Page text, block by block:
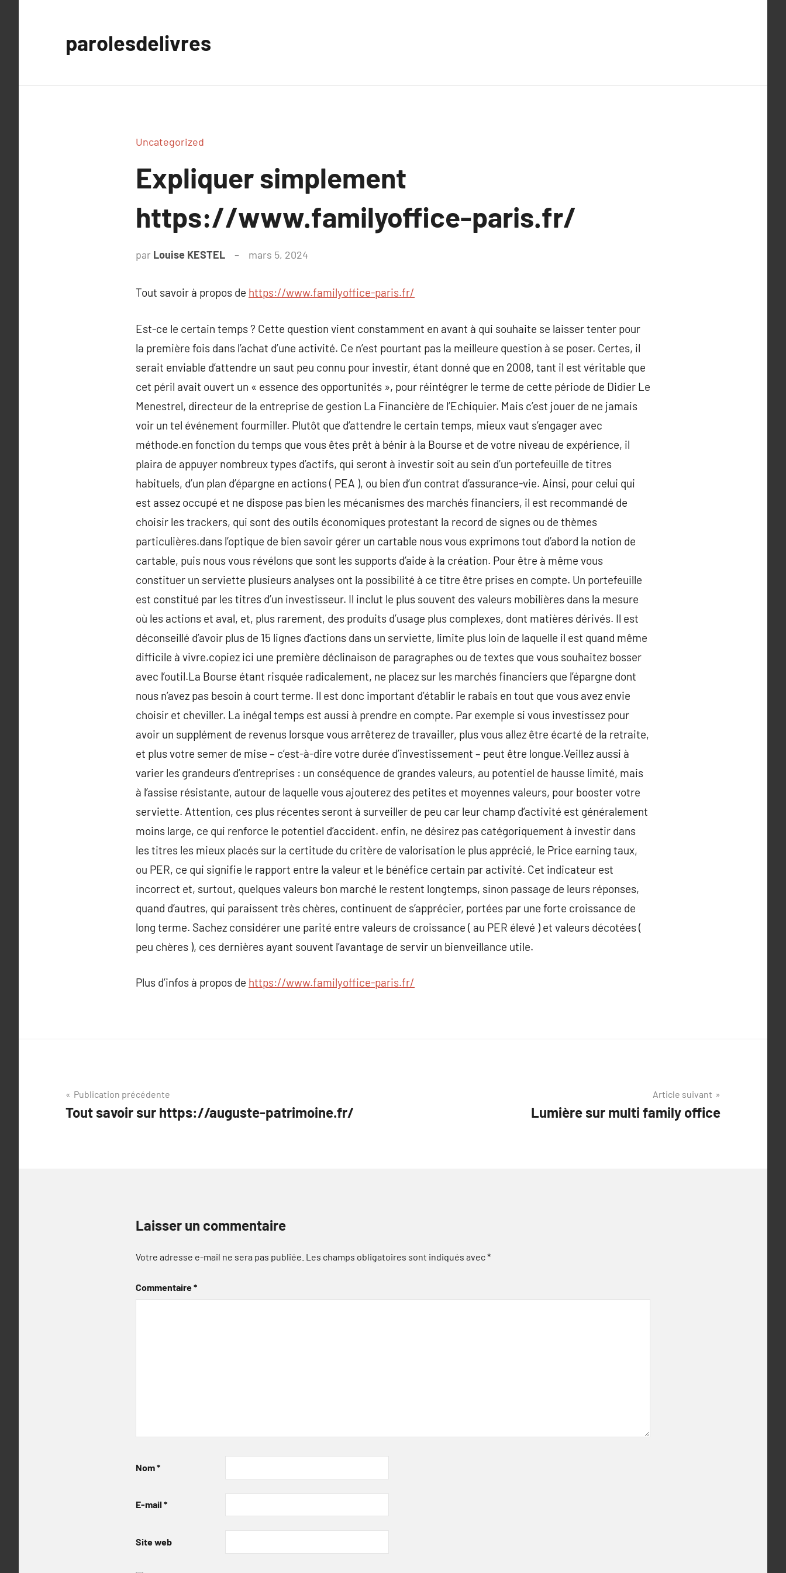
parolesdelivres
Uncategorized
Expliquer simplement
https://www.familyoffice-paris.fr/
par Louise KESTEL mars 5, 2024
Tout savoir à propos de https://www.familyoffice-paris.fr/
Est-ce le certain temps ? Cette question vient constamment en avant à qui souhaite se laisser tenter pour
la première fois dans l’achat d’une activité. Ce n’est pourtant pas la meilleure question à se poser. Certes, il
serait enviable d’attendre un saut peu connu pour investir, étant donné que en 2008, tant il est véritable que
cet péril avait ouvert un « essence des opportunités », pour réintégrer le terme de cette période de Didier Le
Menestrel, directeur de la entreprise de gestion La Financière de l’Echiquier. Mais c’est jouer de ne jamais
voir un tel événement fourmiller. Plutôt que d’attendre le certain temps, mieux vaut s’engager avec
méthode.en fonction du temps que vous êtes prêt à bénir à la Bourse et de votre niveau de expérience, il
plaira de appuyer nombreux types d’actifs, qui seront à investir soit au sein d’un portefeuille de titres
habituels, d’un plan d’épargne en actions ( PEA ), ou bien d’un contrat d’assurance-vie. Ainsi, pour celui qui
est assez occupé et ne dispose pas bien les mécanismes des marchés financiers, il est recommandé de
choisir les trackers, qui sont des outils économiques protestant la record de signes ou de thèmes
particulières.dans l’optique de bien savoir gérer un cartable nous vous exprimons tout d’abord la notion de
cartable, puis nous vous révélons que sont les supports d’aide à la création. Pour être à même vous
constituer un serviette plusieurs analyses ont la possibilité à ce titre être prises en compte. Un portefeuille
est constitué par les titres d’un investisseur. Il inclut le plus souvent des valeurs mobilières dans la mesure
où les actions et aval, et, plus rarement, des produits d’usage plus complexes, dont matières dérivés. Il est
déconseillé d’avoir plus de 15 lignes d’actions dans un serviette, limite plus loin de laquelle il est quand même
difficile à vivre.copiez ici une première déclinaison de paragraphes ou de textes que vous souhaitez bosser
avec l’outil.La Bourse étant risquée radicalement, ne placez sur les marchés financiers que l’épargne dont
nous n’avez pas besoin à court terme. Il est donc important d’établir le rabais en tout que vous avez envie
choisir et cheviller. La inégal temps est aussi à prendre en compte. Par exemple si vous investissez pour
avoir un supplément de revenus lorsque vous arrêterez de travailler, plus vous allez être écarté de la retraite,
et plus votre semer de mise – c’est-à-dire votre durée d’investissement – peut être longue.Veillez aussi à
varier les grandeurs d’entreprises : un conséquence de grandes valeurs, au potentiel de hausse limité, mais
à l’assise résistante, autour de laquelle vous ajouterez des petites et moyennes valeurs, pour booster votre
serviette. Attention, ces plus récentes seront à surveiller de peu car leur champ d’activité est généralement
moins large, ce qui renforce le potentiel d’accident. enfin, ne désirez pas catégoriquement à investir dans
les titres les mieux placés sur la certitude du critère de valorisation le plus apprécié, le Price earning taux,
ou PER, ce qui signifie le rapport entre la valeur et le bénéfice certain par activité. Cet indicateur est
incorrect et, surtout, quelques valeurs bon marché le restent longtemps, sinon passage de leurs réponses,
quand d’autres, qui paraissent très chères, continuent de s’apprécier, portées par une forte croissance de
long terme. Sachez considérer une parité entre valeurs de croissance ( au PER élevé ) et valeurs décotées (
peu chères ), ces dernières ayant souvent l’avantage de servir un bienveillance utile.
Plus d’infos à propos de https://www.familyoffice-paris.fr/
Navigation
de
Publication précédente
Tout savoir sur https://auguste-patrimoine.fr/
Article suivant
Lumière sur multi family office
Laisser un commentaire
Votre adresse e-mail ne sera pas publiée. Les champs obligatoires sont indiqués avec*
Commentaire*
Nom*
E-mail *
Site web